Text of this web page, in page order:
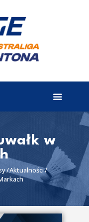
w
Aktualności